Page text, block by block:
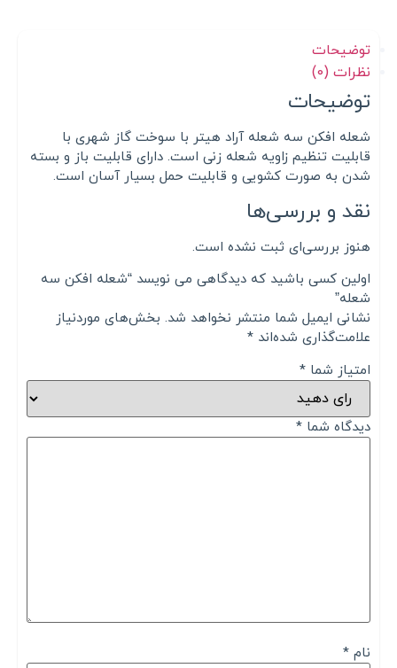
توضیحات
نظرات (0)
توضیحات
شعله افکن سه شعله آراد هیتر با سوخت گاز شهری با
قابلیت تنظیم زاویه شعله زنی است. دارای قابلیت باز و بسته
شدن به صورت کشویی و قابلیت حمل بسیار آسان است.
نقد و بررسی‌ها
هنوز بررسی‌ای ثبت نشده است.
اولین کسی باشید که دیدگاهی می نویسد “شعله افکن سه
شعله”
نشانی ایمیل شما منتشر نخواهد شد. بخش‌های موردنیاز
علامت‌گذاری شده‌اند *
امتیاز شما *
دیدگاه شما *
نام *